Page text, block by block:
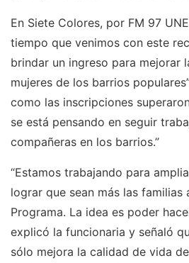
En Siete Colores, por FM 97
tiempo que venimos con este
brindar un ingreso para mejorar
mujeres de los barrios
como las inscripciones
se está pensando en seguir
compañeras en los barrios.”
“Estamos trabajando para
lograr que sean más las familias
Programa. La idea es poder
explicó la funcionaria y señaló
sólo mejora la calidad de vida